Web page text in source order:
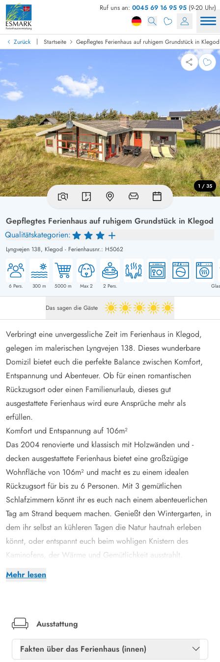
Ruf uns an: 0045 69 16 95 95 (9-20 Uhr)
Zurück | Startseite Gepflegtes Ferienhaus auf ruhigem Grundstück in Klegod
Gepflegtes Ferienhaus auf ruhigem Grundstück in Klegod
Qualitätskategorien:
Lyngvejen 138, Klegod - Ferienhausnr.: H5062
6Pers. 300 m 5000m Max 2 2 Pers.
1 / 35
Das sagen die Gäste 5 von 5
Mehr lesen
Verbringt eine unvergessliche Zeit im Ferienhaus in Klegod,
gelegen im malerischen Lyngvejen 138. Dieses wunderbare
Domizil bietet euch die perfekte Balance zwischen Komfort,
Entspannung und Abenteuer. Ob für einen romantischen
Rückzugsort oder einen Familienurlaub, dieses gut
ausgestattete Ferienhaus wird eure Ansprüche mehr als
erfüllen.
Komfort und Entspannung auf 106m²
Das 2004 renovierte und klassisch mit Holzwänden und -
decken ausgestattete Ferienhaus bietet eine großzügige
Wohnfläche von 106m² und macht es zu einem idealen
Rückzugsort für bis zu 6 Personen. Mit 3 gemütlichen
Schlafzimmern könnt ihr es euch nach einem abenteuerlichen
Tag am Strand bequem machen. Genießt den Wintergarten, in
dem ihr selbst an kühleren Tagen die Natur hautnah erleben
könnt, oder entspannt euch beim wohligen Knistern des
Kaminofens, der Wärme und Gemütlichkeit ausstrahlt.
Moderne Annehmlichkeiten wie ein Geschirrspüler,
zu welcher Jahreszeit. Die 2 Bäder bieten den Luxus einer
eigenen Sauna und eines Whirlpools, damit Ihr jeden Stress
des Alltags vergessen könnt. Im großen Badezimmer sorgt eine
Ausstattung
Fakten über das Ferienhaus (innen)